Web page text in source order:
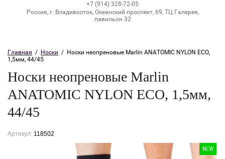
Регистрация
+7 (914) 328-72-05
Россия, г. Владивосток, Океанский проспект, 69, ТЦ Галерея,
павильон 32
Главная
  /
Носки
  /  Носки неопреновые Marlin ANATOMIC NYLON ECO,
1,5мм, 44/45
Носки неопреновые Marlin
ANATOMIC NYLON ECO, 1,5мм,
44/45
Артикул: 118502
NEW